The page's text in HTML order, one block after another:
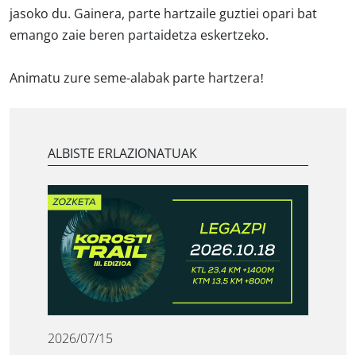
jasoko du. Gainera, parte hartzaile guztiei opari bat
emango zaie beren partaidetza eskertzeko.
Animatu zure seme-alabak parte hartzera!
ALBISTE ERLAZIONATUAK
2026/07/15